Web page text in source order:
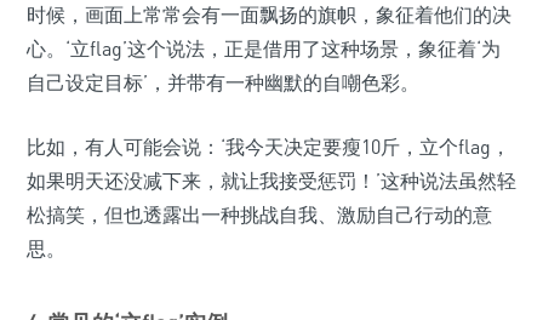
时候，画面上常常会有一面飘扬的旗帜，象征着他们的决
心。‘立flag’这个说法，正是借用了这种场景，象征着‘为
自己设定目标’，并带有一种幽默的自嘲色彩。
比如，有人可能会说：‘我今天决定要瘦10斤，立个flag，
如果明天还没减下来，就让我接受惩罚！’这种说法虽然轻
松搞笑，但也透露出一种挑战自我、激励自己行动的意
思。